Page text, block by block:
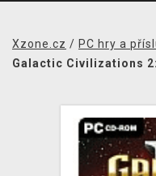
MERCHANDISE
Xzone.cz / PC hry a
Galactic Civilizations